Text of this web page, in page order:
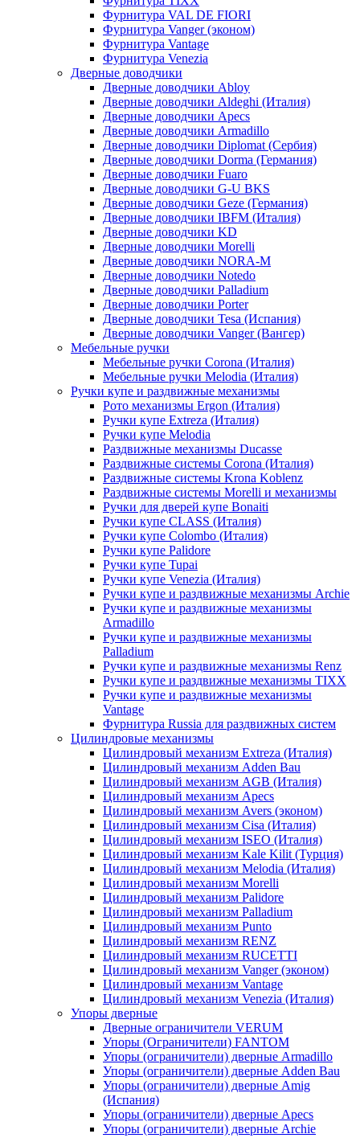
Фурнитура VAL DE FIORI
Фурнитура Vanger (эконом)
Фурнитура Vantage
Фурнитура Venezia
Дверные доводчики
Дверные доводчики Abloy
Дверные доводчики Aldeghi (Италия)
Дверные доводчики Apecs
Дверные доводчики Armadillo
Дверные доводчики Diplomat (Сербия)
Дверные доводчики Dorma (Германия)
Дверные доводчики Fuaro
Дверные доводчики G-U BKS
Дверные доводчики Geze (Германия)
Дверные доводчики IBFM (Италия)
Дверные доводчики KD
Дверные доводчики Morelli
Дверные доводчики NORA-M
Дверные доводчики Notedo
Дверные доводчики Palladium
Дверные доводчики Porter
Дверные доводчики Tesa (Испания)
Дверные доводчики Vanger (Вангер)
Мебельные ручки
Мебельные ручки Corona (Италия)
Мебельные ручки Melodia (Италия)
Ручки купе и раздвижные механизмы
Рото механизмы Ergon (Италия)
Ручки купе Extreza (Италия)
Ручки купе Melodia
Раздвижные механизмы Ducasse
Раздвижные системы Corona (Италия)
Раздвижные системы Krona Koblenz
Раздвижные системы Morelli и механизмы
Ручки для дверей купе Bonaiti
Ручки купе CLASS (Италия)
Ручки купе Colombo (Италия)
Ручки купе Palidore
Ручки купе Tupai
Ручки купе Venezia (Италия)
Ручки купе и раздвижные механизмы Archie
Ручки купе и раздвижные механизмы
Armadillo
Ручки купе и раздвижные механизмы
Palladium
Ручки купе и раздвижные механизмы Renz
Ручки купе и раздвижные механизмы TIXX
Ручки купе и раздвижные механизмы
Vantage
Фурнитура Russia для раздвижных систем
Цилиндровые механизмы
Цилиндровый механизм Extreza (Италия)
Цилиндровый механизм Adden Bau
Цилиндровый механизм AGB (Италия)
Цилиндровый механизм Apecs
Цилиндровый механизм Avers (эконом)
Цилиндровый механизм Cisa (Италия)
Цилиндровый механизм ISEO (Италия)
Цилиндровый механизм Kale Kilit (Турция)
Цилиндровый механизм Melodia (Италия)
Цилиндровый механизм Morelli
Цилиндровый механизм Palidore
Цилиндровый механизм Palladium
Цилиндровый механизм Punto
Цилиндровый механизм RENZ
Цилиндровый механизм RUCETTI
Цилиндровый механизм Vanger (эконом)
Цилиндровый механизм Vantage
Цилиндровый механизм Venezia (Италия)
Упоры дверные
Дверные ограничители VERUM
Упоры (Ограничители) FANTOM
Упоры (ограничители) дверные Armadillo
Упоры (ограничители) дверные Adden Bau
Упоры (ограничители) дверные Amig
(Испания)
Упоры (ограничители) дверные Apecs
Упоры (ограничители) дверные Archie